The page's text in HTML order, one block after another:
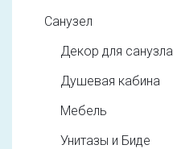
Санузел
Декор для санузла
Душевая кабина
Мебель
Унитазы и Биде